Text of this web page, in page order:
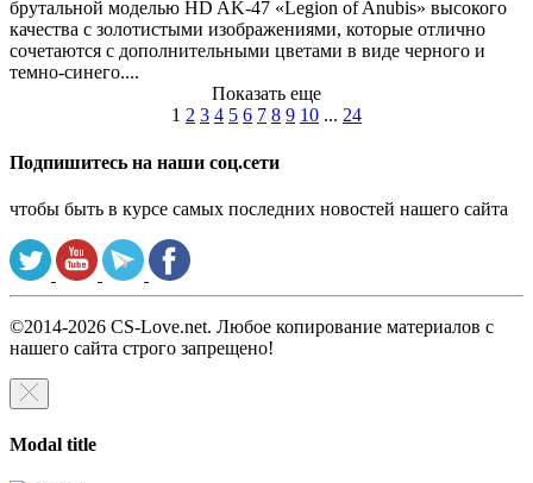
брутальной моделью HD AK-47 «Legion of Anubis» высокого
качества с золотистыми изображениями, которые отлично
сочетаются с дополнительными цветами в виде черного и
темно-синего....
Показать еще
1 2 3 4 5 6 7 8 9 10 ... 24
Подпишитесь на наши соц.сети
чтобы быть в курсе самых последних новостей нашего сайта
©2014-2026 CS-Love.net. Любое копирование материалов с
нашего сайта строго запрещено!
Modal title